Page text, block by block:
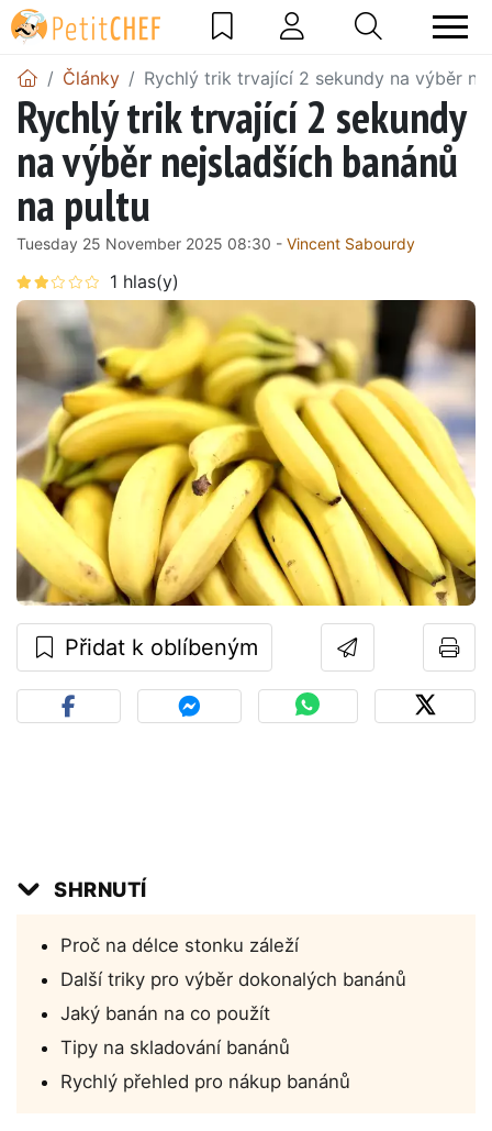
Články Rychlý trik trvající 2 sekundy na výběr
Rychlý trik trvající 2 sekundy
na výběr nejsladších banánů
na pultu
Tuesday 25 November 2025 08:30 - Vincent Sabourdy
Přidat k oblíbeným
SHRNUTÍ
Proč na délce stonku záleží
Další triky pro výběr dokonalých banánů
Jaký banán na co použít
Tipy na skladování banánů
Rychlý přehled pro nákup banánů